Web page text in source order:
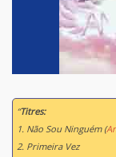
“Titres:
1. Não Sou Ninguém (
2. Primeira Vez